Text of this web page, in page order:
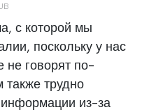
с которой мы
поскольку у нас
не говорят по-
также трудно
информации из-за